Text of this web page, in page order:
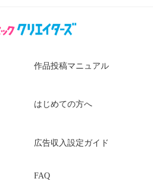
作品投稿マニュアル
はじめての方へ
広告収入設定ガイド
FAQ